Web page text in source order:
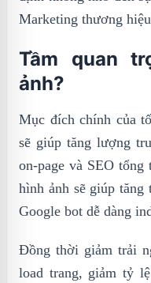
Marketing thương
Tầm quan
ảnh?
Mục đích chính của
sẽ giúp tăng lượng
on-page và SEO
hình ảnh sẽ giúp
Google bot dễ dàng
Đồng thời giảm trải
load trang, giảm tỷ